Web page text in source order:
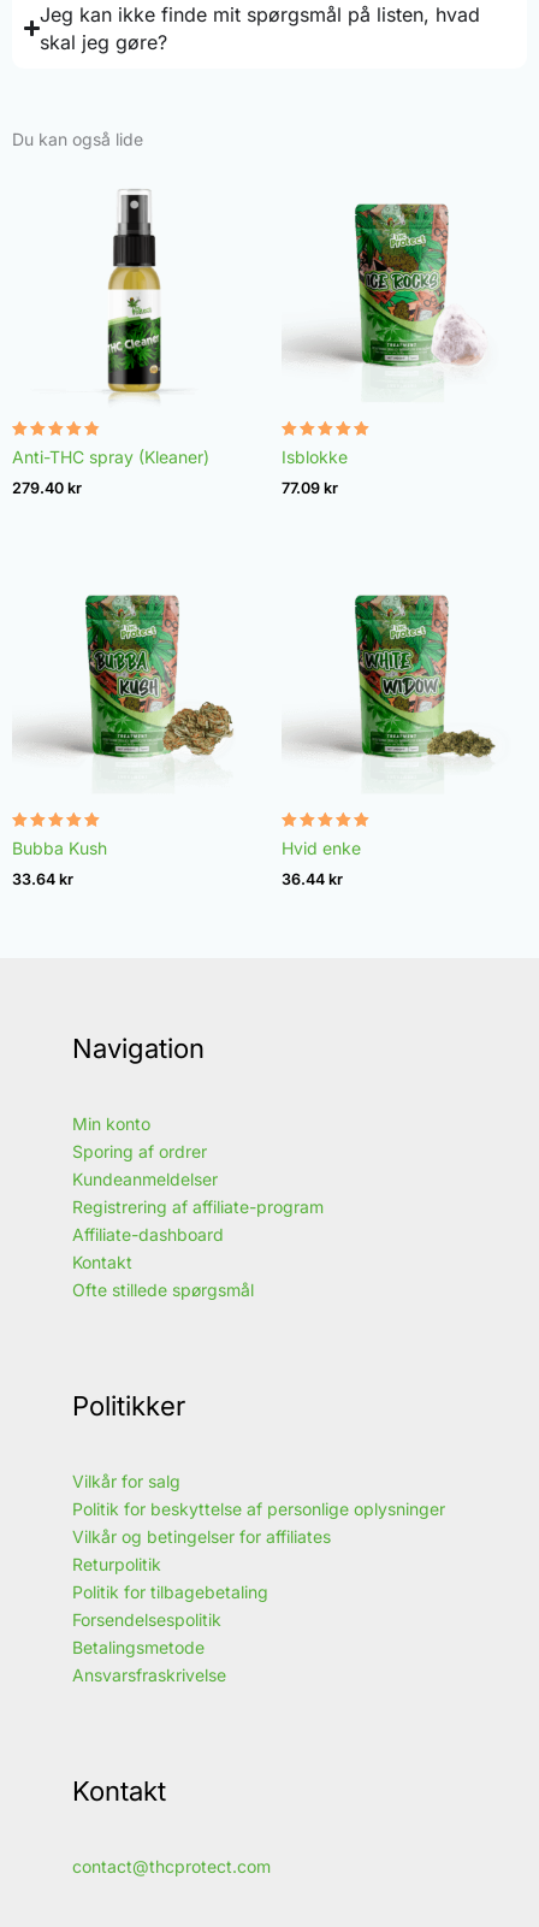
Jeg kan ikke finde mit spørgsmål på listen, hvad
skal jeg gøre?
Du kan også lide
Vurderet
4.75
ud af 5
Anti-THC spray (Kleaner)
279.40 kr
Vurderet
4.98
ud af 5
Isblokke
77.09 kr
Vurderet
4.96
ud af 5
Bubba Kush
33.64 kr
Vurderet
4.97
ud af 5
Hvid enke
36.44 kr
Navigation
Min konto
Sporing af ordrer
Kundeanmeldelser
Registrering af affiliate-program
Affiliate-dashboard
Kontakt
Ofte stillede spørgsmål
Politikker
Vilkår for salg
Politik for beskyttelse af personlige oplysninger
Vilkår og betingelser for affiliates
Returpolitik
Politik for tilbagebetaling
Forsendelsespolitik
Betalingsmetode
Ansvarsfraskrivelse
Kontakt
contact@thcprotect.com